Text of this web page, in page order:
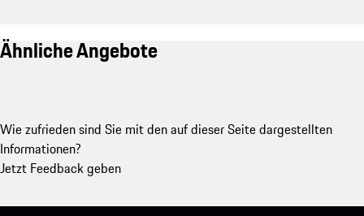
Ähnliche Angebote
Wie zufrieden sind Sie mit den auf dieser Seite dargestellten
Informationen?
Jetzt Feedback geben